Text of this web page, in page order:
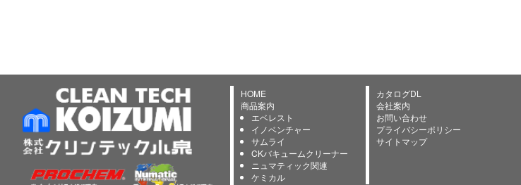
HOME
商品案内
エベレスト
イノベンチャー
サムライ
CKバキュームクリーナー
ニュマティック関連
ケミカル
カタログDL
会社案内
お問い合わせ
プライバシーポリシー
サイトマップ